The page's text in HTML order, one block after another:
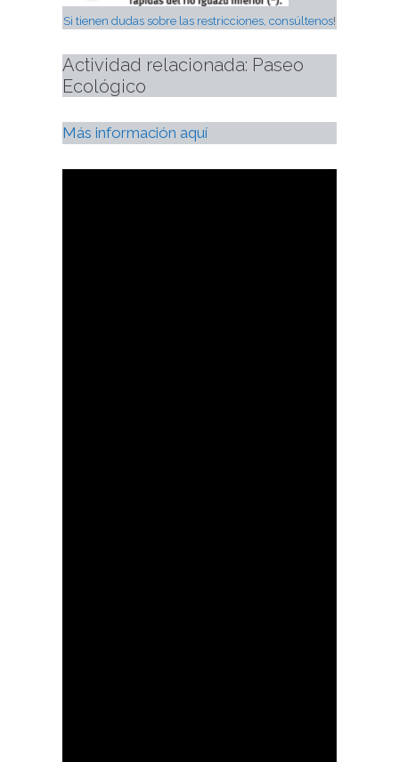
Si tienen dudas sobre las restricciones, consúltenos!
Actividad relacionada: Paseo
Ecológico
Más información aquí